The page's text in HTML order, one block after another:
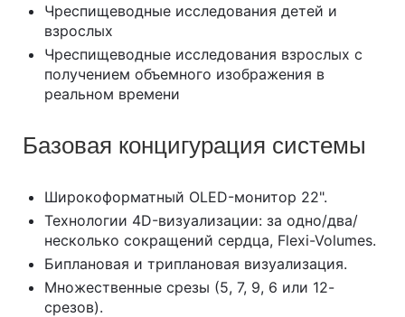
Чреспищеводные исследования детей и
взрослых
Чреспищеводные исследования взрослых с
получением объемного изображения в
реальном времени
Базовая концигурация системы
Широкоформатный OLED-монитор 22".
Технологии 4D-визуализации: за одно/два/
несколько сокращений сердца, Flexi-Volumes.
Биплановая и триплановая визуализация.
Множественные срезы (5, 7, 9, 6 или 12-
срезов).